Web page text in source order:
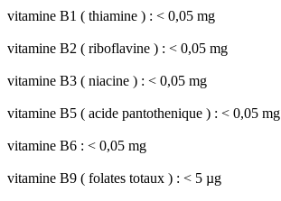
vitamine B1 ( thiamine ) : < 0,05 mg
vitamine B2 ( riboflavine ) : < 0,05 mg
vitamine B3 ( niacine ) : < 0,05 mg
vitamine B5 ( acide pantothenique ) : < 0,05 mg
vitamine B6 : < 0,05 mg
vitamine B9 ( folates totaux ) : < 5 µg